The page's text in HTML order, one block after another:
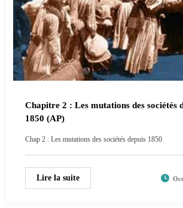
Chapitre 2 : Les mutations des sociétés
1850 (AP)
Chap 2 : Les mutations des sociétés depuis 1850
Lire la suite